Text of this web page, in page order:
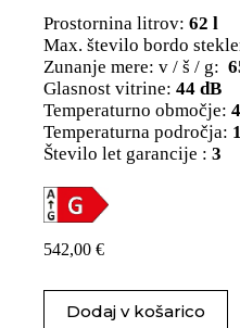
Prostornina litrov: 62 l
Max. število bordo
Zunanje mere: v / š / g:
Glasnost vitrine: 44 dB
Temperaturno območje:
Temperaturna področja: 1
Število let garancije : 3
542,00 €
Dodaj v košarico